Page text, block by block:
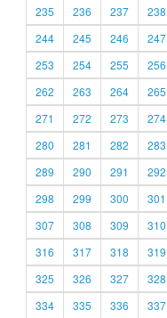
235
236 237 238
244
245 246 247
253
254 255 256
262
263 264 265
271
272 273 274
280
281 282 283
289
290 291 292
298
299 300 301
307
308 309 310
316
317 318 319
325
326 327 328
334
335 336 337